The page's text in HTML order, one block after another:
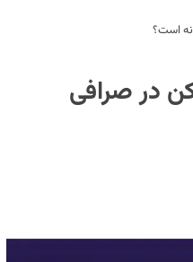
است؟
در صرافی